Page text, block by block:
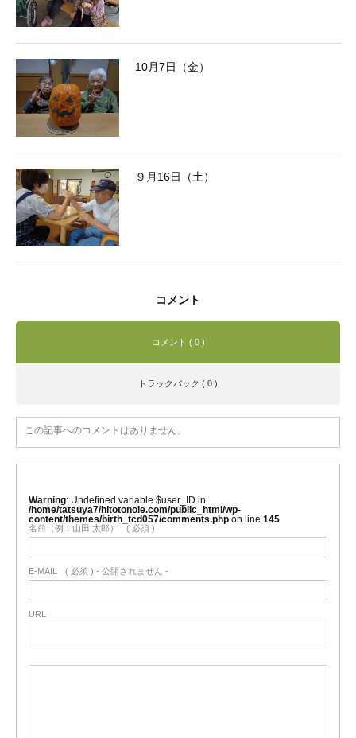
10月7日（金）
９月16日（土）
コメント
コメント ( 0 )
トラックバック ( 0 )
この記事へのコメントはありません。
Warning : Undefined variable $user_ID in
/home/tatsuya7/hitotonoie.com/public_html/wp-
content/themes/birth_tcd057/comments.php on line 145
名前（例：山田 太郎） ( 必須 )
E-MAIL ( 必須 ) - 公開されません -
URL